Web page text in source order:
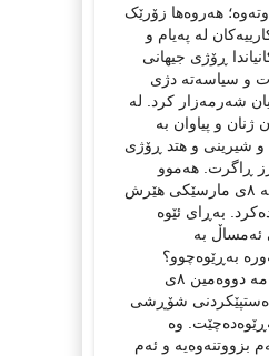
هەروەها زۆرێک
لە پەیام و
ڕۆژی جیهانی
و سیاسەتە دژی
شەرمەزار کرد. لە
و پیاوان بە
شیرینی و هتد ڕۆژی
ڕاگرت. هەموو
ئەمانە ئاماژەیان بە ٨ی مارسێکی هێرش
بەڕای ئێوە
ئەمساڵ بە
بەڕێوەچوو؟
حەمید تەقوای: ئەمە دووەمین ٨ی
شۆڕشی
وە
بزووتنەوەیە و ئەم